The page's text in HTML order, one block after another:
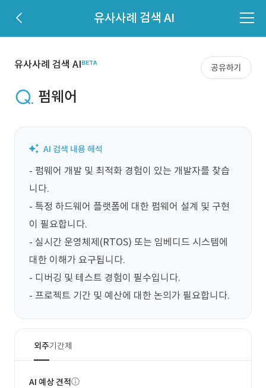
유사사례 검색 AI
유사사례 검색 AI 공유하기
펌웨어
- 펌웨어 개발 및 최적화 경험이 있는 개발자를 찾습
니다.
- 특정 하드웨어 플랫폼에 대한 펌웨어 설계 및 구현
이 필요합니다.
- 실시간 운영체제(RTOS) 또는 임베디드 시스템에
대한 이해가 요구됩니다.
- 디버깅 및 테스트 경험이 필수입니다.
- 프로젝트 기간 및 예산에 대한 논의가 필요합니다.
외주기간제
AI 예상 견적